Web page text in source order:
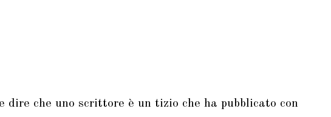
dire che uno scrittore è un tizio che ha pubblicato con